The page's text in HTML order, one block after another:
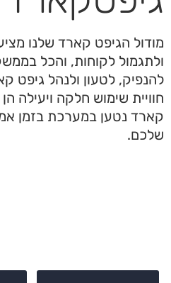
מודול הגיפט קארד שלנו
ולתגמול לקוחות, והכל
להנפיק, לטעון ולנהל גיפט
חוויית שימוש חלקה ויעילה
קארד נטען במערכת בזמן
שלכם.